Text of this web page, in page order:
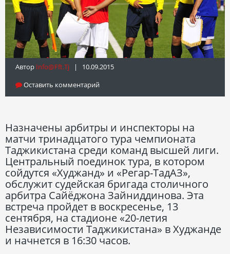
Автор Info@fft.tj | 10.09.2015
Оставить комментарий
Назначены арбитры и инспекторы на
матчи тринадцатого тура чемпионата
Таджикистана среди команд высшей лиги.
Центральный поединок тура, в котором
сойдутся «Худжанд» и «Регар-ТадАЗ»,
обслужит судейская бригада столичного
арбитра Сайёджона Зайниддинова. Эта
встреча пройдет в воскресенье, 13
сентября, на стадионе «20-летия
Независимости Таджикистана» в Худжанде
и начнется в 16:30 часов.